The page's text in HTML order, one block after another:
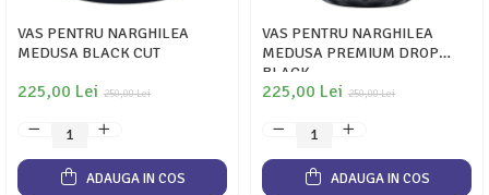
VAS PENTRU NARGHILEA
MEDUSA BLACK CUT
250,00 Lei
225,00 Lei
ADAUGA IN COS
VAS PENTRU NARGHILEA
MEDUSA PREMIUM DROP
BLACK
250,00 Lei
225,00 Lei
ADAUGA IN COS